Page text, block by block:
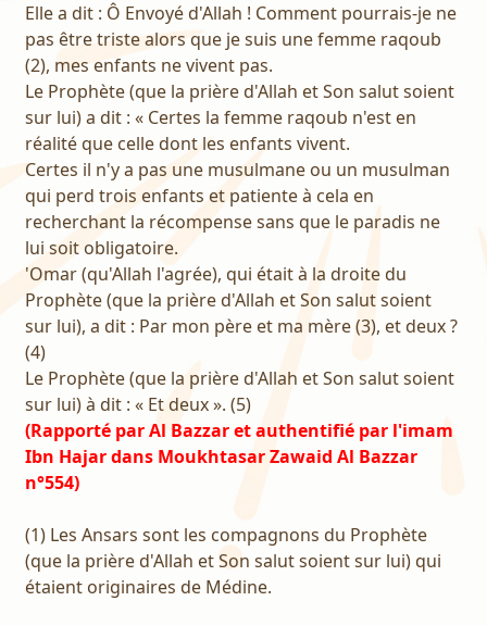
Elle a dit : Ô Envoyé d'Allah ! Comment pourrais-je ne
pas être triste alors que je suis une femme raqoub
(2), mes enfants ne vivent pas.
Le Prophète (que la prière d'Allah et Son salut soient
sur lui) a dit : « Certes la femme raqoub n'est en
réalité que celle dont les enfants vivent.
Certes il n'y a pas une musulmane ou un musulman
qui perd trois enfants et patiente à cela en
recherchant la récompense sans que le paradis ne
lui soit obligatoire.
'Omar (qu'Allah l'agrée), qui était à la droite du
Prophète (que la prière d'Allah et Son salut soient
sur lui), a dit : Par mon père et ma mère (3), et deux ?
(4)
Le Prophète (que la prière d'Allah et Son salut soient
sur lui) à dit : « Et deux ». (5)
(Rapporté par Al Bazzar et authentifié par l'imam
Ibn Hajar dans Moukhtasar Zawaid Al Bazzar
n°554)
(1) Les Ansars sont les compagnons du Prophète
(que la prière d'Allah et Son salut soient sur lui) qui
étaient originaires de Médine.